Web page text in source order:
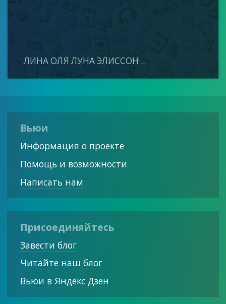
ЛИНА ОЛЯ ЛУНА ЭЛИССОН ...
Вьюи
Информация о проекте
Помощь и возможности
Написать нам
Присоединяйтесь
Завести блог
Читайте наш блог
Вьюи в Яндекс Дзен